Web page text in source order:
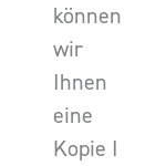
können
wir
Ihnen
eine
Kopie I